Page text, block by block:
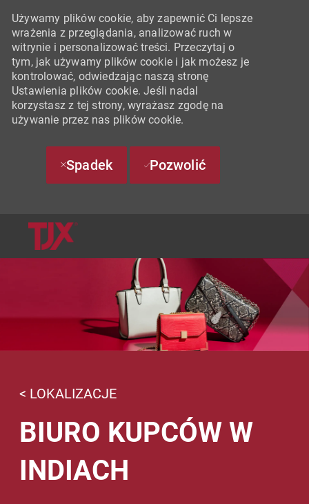
Używamy plików cookie, aby zapewnić Ci lepsze
wrażenia z przeglądania, analizować ruch w
witrynie i personalizować treści. Przeczytaj o
tym, jak używamy plików cookie i jak możesz je
kontrolować, odwiedzając naszą stronę
Ustawienia plików cookie. Jeśli nadal
korzystasz z tej strony, wyrażasz zgodę na
używanie przez nas plików cookie.
Spadek Pozwolić
< LOKALIZACJE
BIURO KUPCÓW W
INDIACH